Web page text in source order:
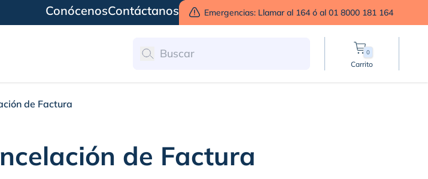
ConócenosContáctanos Emergencias: Llamar al 164 ó al 01 8000 181 164
0
Carrito
de Factura
de Factura